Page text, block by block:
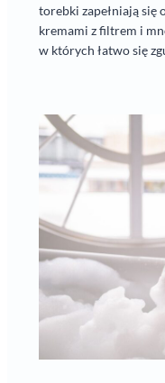
torebki zapełniają się
kremami z filtrem i
w których łatwo się